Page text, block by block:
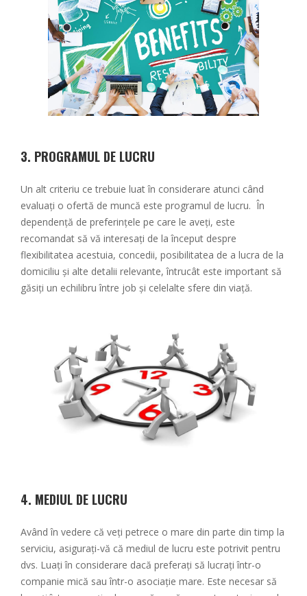
3. PROGRAMUL DE LUCRU
Un alt criteriu ce trebuie luat în considerare atunci când
evaluați o ofertă de muncă este programul de lucru. În
dependență de preferințele pe care le aveți, este
recomandat să vă interesați de la început despre
flexibilitatea acestuia, concedii, posibilitatea de a lucra de la
domiciliu și alte detalii relevante, întrucât este important să
găsiți un echilibru între job și celelalte sfere din viață.
4. MEDIUL DE LUCRU
Având în vedere că veți petrece o mare din parte din timp la
serviciu, asigurați-vă că mediul de lucru este potrivit pentru
dvs. Luați în considerare dacă preferați să lucrați într-o
companie mică sau într-o asociație mare. Este necesar să